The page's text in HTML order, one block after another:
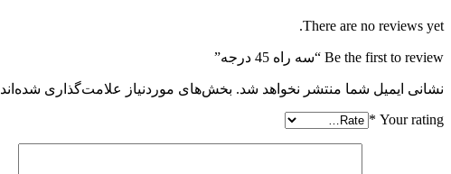
There are no reviews yet.
Be the first to review “سه راه 45 درجه”
نشانی ایمیل شما منتشر نخواهد شد. بخش‌های موردنیاز علامت‌گذاری شده‌اند
Your rating
*